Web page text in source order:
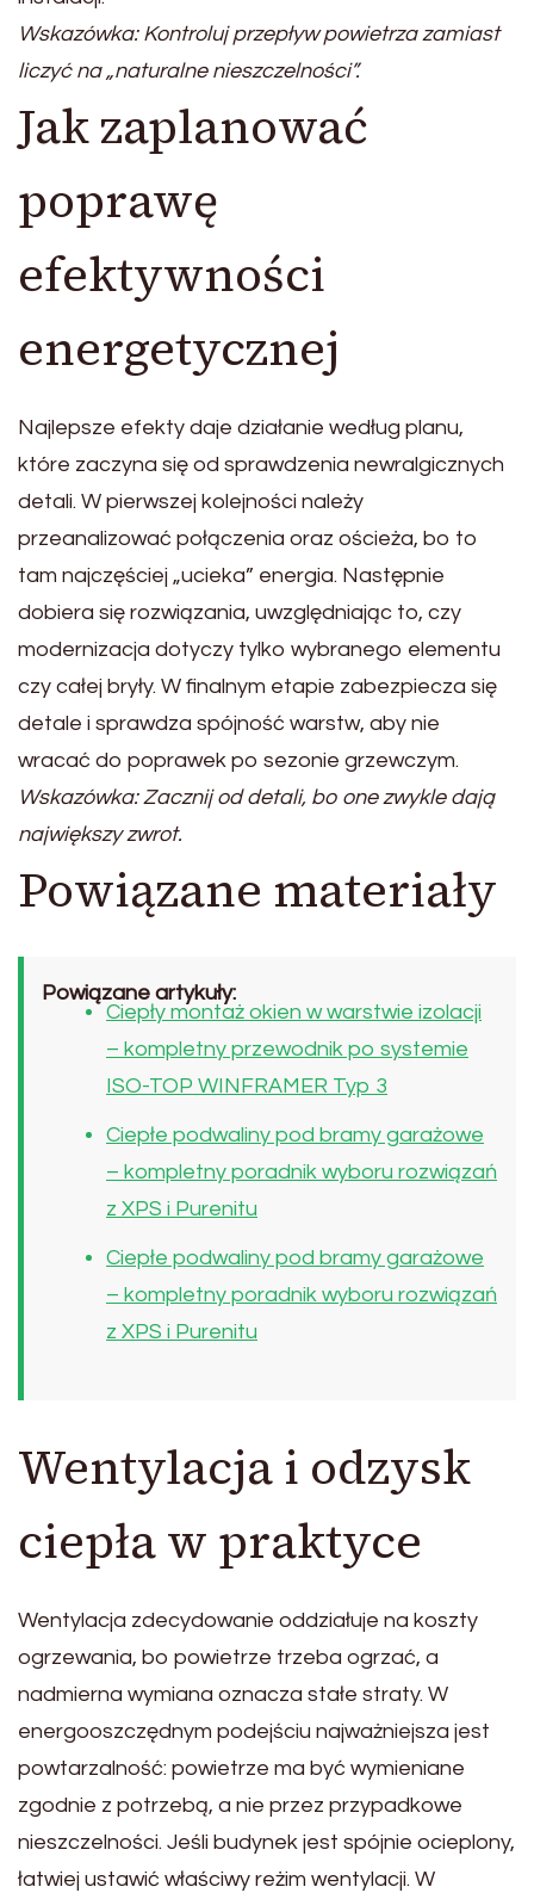
Wskazówka: Kontroluj przepływ powietrza zamiast
liczyć na „naturalne nieszczelności”.
Jak zaplanować
poprawę
efektywności
energetycznej
Najlepsze efekty daje działanie według planu,
które zaczyna się od sprawdzenia newralgicznych
detali. W pierwszej kolejności należy
przeanalizować połączenia oraz ościeża, bo to
tam najczęściej „ucieka” energia. Następnie
dobiera się rozwiązania, uwzględniając to, czy
modernizacja dotyczy tylko wybranego elementu
czy całej bryły. W finalnym etapie zabezpiecza się
detale i sprawdza spójność warstw, aby nie
wracać do poprawek po sezonie grzewczym.
Wskazówka: Zacznij od detali, bo one zwykle dają
największy zwrot.
Powiązane materiały
Powiązane artykuły:
Ciepły montaż okien w warstwie izolacji
– kompletny przewodnik po systemie
ISO-TOP WINFRAMER Typ 3
Ciepłe podwaliny pod bramy garażowe
– kompletny poradnik wyboru rozwiązań
z XPS i Purenitu
Ciepłe podwaliny pod bramy garażowe
– kompletny poradnik wyboru rozwiązań
z XPS i Purenitu
Wentylacja i odzysk
ciepła w praktyce
Wentylacja zdecydowanie oddziałuje na koszty
ogrzewania, bo powietrze trzeba ogrzać, a
nadmierna wymiana oznacza stałe straty. W
energooszczędnym podejściu najważniejsza jest
powtarzalność: powietrze ma być wymieniane
zgodnie z potrzebą, a nie przez przypadkowe
nieszczelności. Jeśli budynek jest spójnie ocieplony,
łatwiej ustawić właściwy reżim wentylacji. W